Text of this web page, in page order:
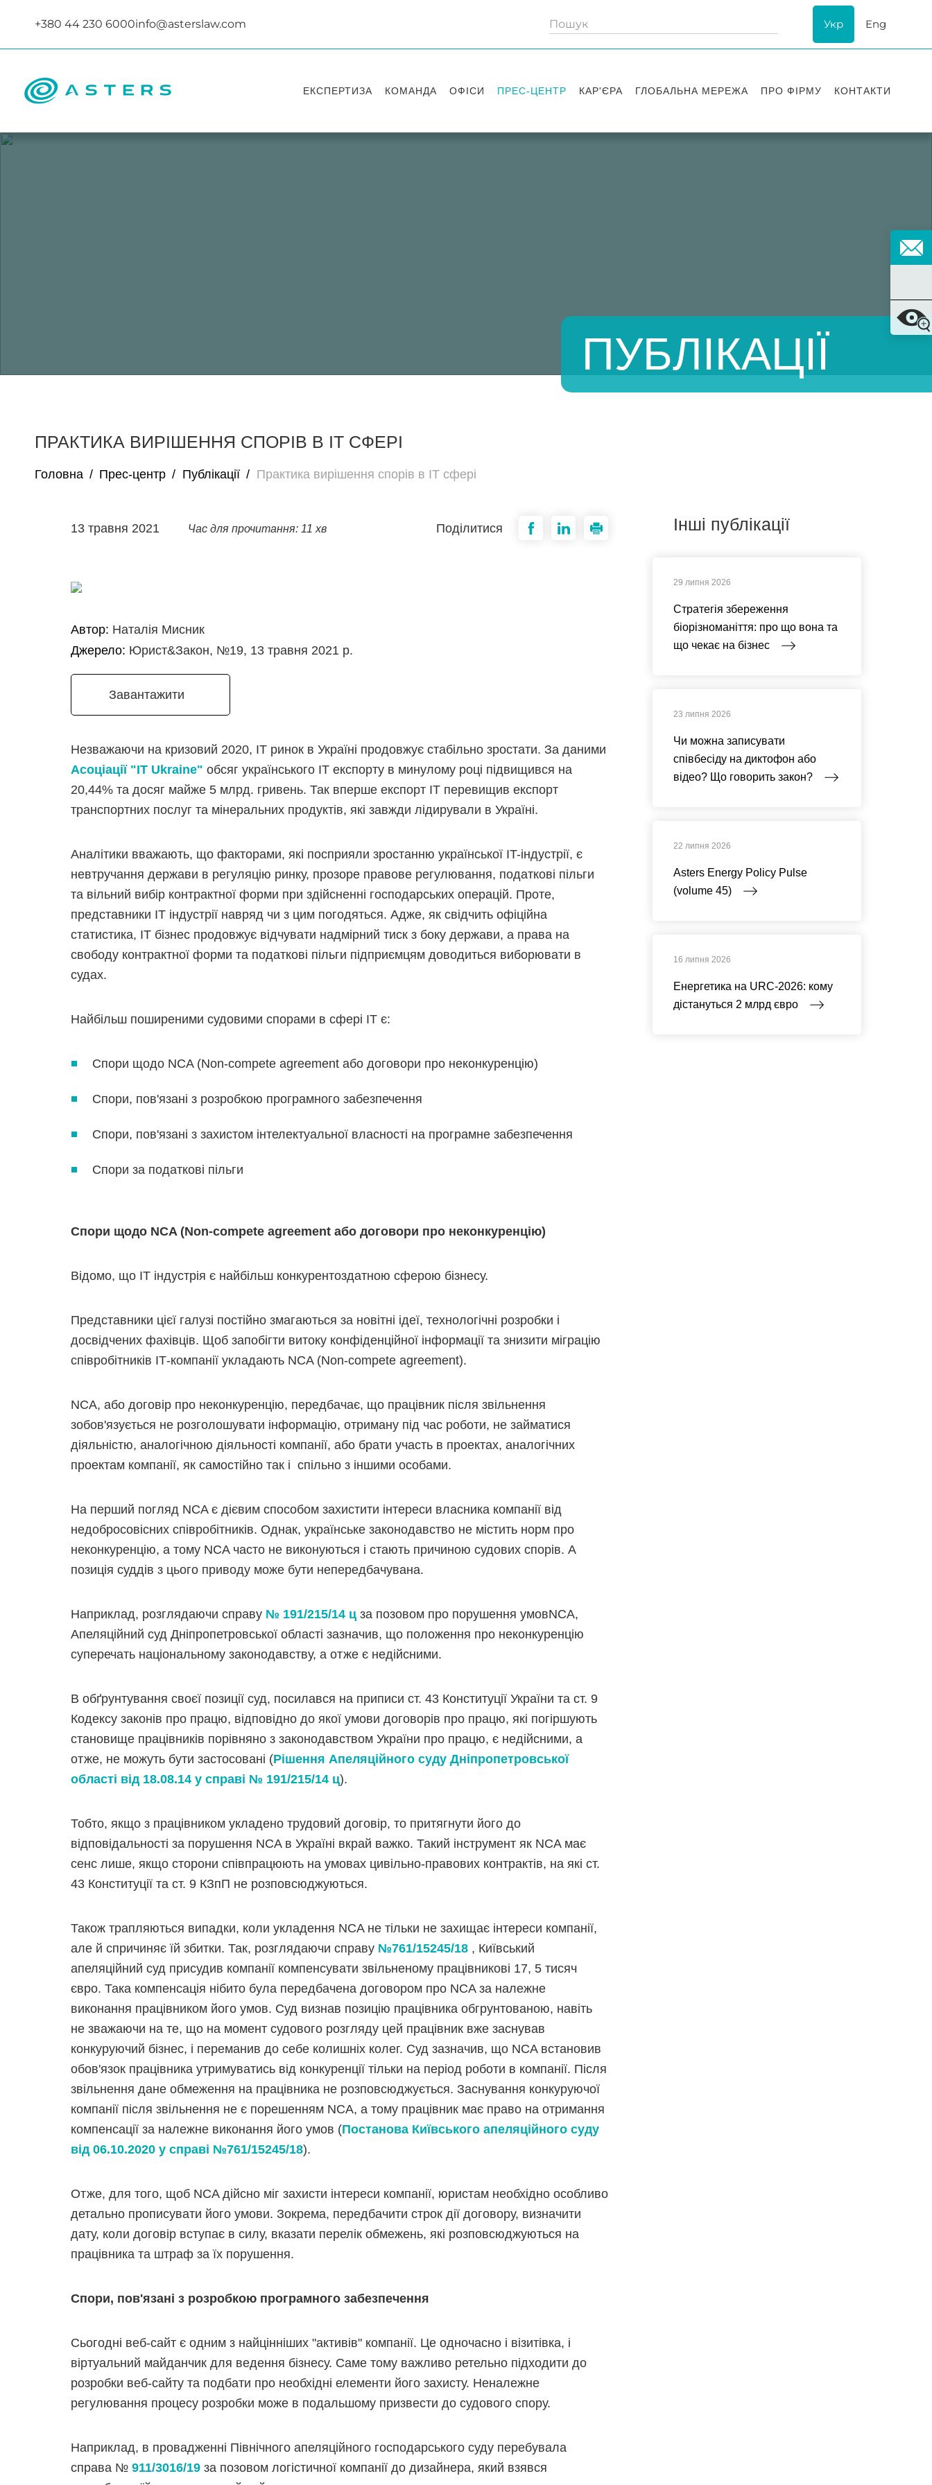
+380 44 230 6000info@asterslaw.com Укр Eng
ЕКСПЕРТИЗА КОМАНДА ОФІСИ ПРЕС-ЦЕНТР КАР'ЄРА ГЛОБАЛЬНА МЕРЕЖА ПРО ФІРМУ КОНТАКТИ
ПУБЛІКАЦІЇ
ПРАКТИКА ВИРІШЕННЯ СПОРІВ В IT СФЕРІ
Головна / Прес-центр / Публікації / Практика вирішення спорів в IT сфері
13 травня 2021 Час для прочитання: 11 хв Поділитися
Автор: Наталія Мисник
Джерело: Юрист&Закон, №19, 13 травня 2021 р.
Завантажити
Незважаючи на кризовий 2020, ІТ ринок в Україні продовжує стабільно зростати. За даними
Асоціації "ІТ Ukraine" обсяг українського IT експорту в минулому році підвищився на
20,44% та досяг майже 5 млрд. гривень. Так вперше експорт IT перевищив експорт
транспортних послуг та мінеральних продуктів, які завжди лідирували в Україні.
Аналітики вважають, що факторами, які посприяли зростанню української IT-індустрії, є
невтручання держави в регуляцію ринку, прозоре правове регулювання, податкові пільги
та вільний вибір контрактної форми при здійсненні господарських операцій. Проте,
представники ІТ індустрії навряд чи з цим погодяться. Адже, як свідчить офіційна
статистика, ІТ бізнес продовжує відчувати надмірний тиск з боку держави, а права на
свободу контрактної форми та податкові пільги підприємцям доводиться виборювати в
судах.
Найбільш поширеними судовими спорами в сфері ІТ є:
Спори щодо NCA (Non-compete agreement або договори про неконкуренцію)
Спори, пов'язані з розробкою програмного забезпечення
Спори, пов'язані з захистом інтелектуальної власності на програмне забезпечення
Спори за податкові пільги
Спори щодо NCA(Non-compete agreement або договори про неконкуренцію)
Відомо, що ІТ індустрія є найбільш конкурентоздатною сферою бізнесу.
Представники цієї галузі постійно змагаються за новітні ідеї, технологічні розробки і
досвідчених фахівців. Щоб запобігти витоку конфіденційної інформації та знизити міграцію
співробітників ІТ-компанії укладають NCA (Non-compete agreement).
NCA, або договір про неконкуренцію, передбачає, що працівник після звільнення
зобов'язується не розголошувати інформацію, отриману під час роботи, не займатися
діяльністю, аналогічною діяльності компанії, або брати участь в проектах, аналогічних
проектам компанії, як самостійно так і спільно з іншими особами.
На перший погляд NCA є дієвим способом захистити інтереси власника компанії від
недобросовісних співробітників. Однак, українське законодавство не містить норм про
неконкуренцію, а тому NCA часто не виконуються і стають причиною судових спорів. А
позиція суддів з цього приводу може бути непередбачувана.
Наприклад, розглядаючи справу № 191/215/14 ц за позовом про порушення умовNCA,
Апеляційний суд Дніпропетровської області зазначив, що положення про неконкуренцію
суперечать національному законодавству, а отже є недійсними.
В обґрунтування своєї позиції суд, посилався на приписи ст. 43 Конституції України та ст. 9
Кодексу законів про працю, відповідно до якої умови договорів про працю, які погіршують
становище працівників порівняно з законодавством України про працю, є недійсними, а
отже, не можуть бути застосовані (Рішення Апеляційного суду Дніпропетровської
області від 18.08.14 у справі № 191/215/14 ц).
Тобто, якщо з працівником укладено трудовий договір, то притягнути його до
відповідальності за порушення NCA в Україні вкрай важко. Такий інструмент як NCA має
сенс лише, якщо сторони співпрацюють на умовах цивільно-правових контрактів, на які ст.
43 Конституції та ст. 9 КЗпП не розповсюджуються.
Також трапляються випадки, коли укладення NCA не тільки не захищає інтереси компанії,
але й спричиняє їй збитки. Так, розглядаючи справу №761/15245/18 , Київський
апеляційний суд присудив компанії компенсувати звільненому працівникові 17, 5 тисяч
євро. Така компенсація нібито була передбачена договором про NCA за належне
виконання працівником його умов. Суд визнав позицію працівника обгрунтованою, навіть
не зважаючи на те, що на момент судового розгляду цей працівник вже заснував
конкуруючий бізнес, і переманив до себе колишніх колег. Суд зазначив, що NCA встановив
обов'язок працівника утримуватись від конкуренції тільки на період роботи в компанії. Після
звільнення дане обмеження на працівника не розповсюджується. Заснування конкуруючої
компанії після звільнення не є порeшенням NCA, а тому працівник має право на отримання
компенсації за належне виконання його умов (Постанова Київського апеляційного суду
від 06.10.2020 у справі №761/15245/18).
Отже, для того, щоб NCA дійсно міг захисти інтереси компанії, юристам необхідно особливо
детально прописувати його умови. Зокрема, передбачити строк дії договору, визначити
дату, коли договір вступає в силу, вказати перелік обмежень, які розповсюджуються на
працівника та штраф за їх порушення.
Спори, пов'язані з розробкою програмного забезпечення
Сьогодні веб-сайт є одним з найцінніших "активів" компанії. Це одночасно і візитівка, і
віртуальний майданчик для ведення бізнесу. Саме тому важливо ретельно підходити до
розробки веб-сайту та подбати про необхідні елементи його захисту. Неналежне
регулювання процесу розробки може в подальшому призвести до судового спору.
Наприклад, в провадженні Північного апеляційного господарського суду перебувала
справа № 911/3016/19 за позовом логістичної компанії до дизайнера, який взявся
Інші публікації
29 липня 2026
Стратегія збереження
біорізноманіття: про що вона та
що чекає на бізнес
23 липня 2026
Чи можна записувати
співбесіду на диктофон або
відео? Що говорить закон?
22 липня 2026
Asters Energy Policy Pulse
(volume 45)
16 липня 2026
Енергетика на URC-2026: кому
дістануться 2 млрд євро